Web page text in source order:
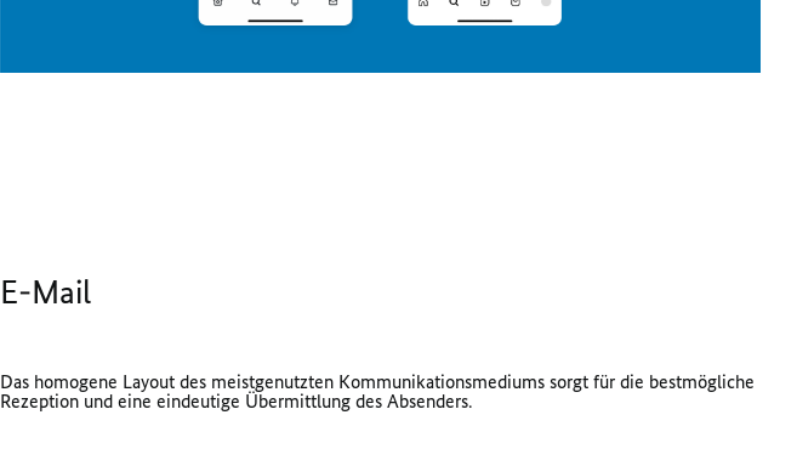
E-Mail
Das homogene Layout des meistgenutzten Kommunikationsmediums sorgt für die bestmögliche
Rezeption und eine eindeutige Übermittlung des Absenders.